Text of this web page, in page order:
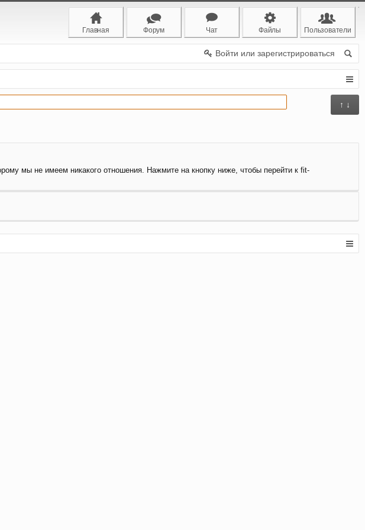
Главная Форум Чат Файлы Пользователи
Войти или зарегистрироваться
↑ ↓
мы не имеем никакого отношения. Нажмите на кнопку ниже, чтобы перейти к fit-